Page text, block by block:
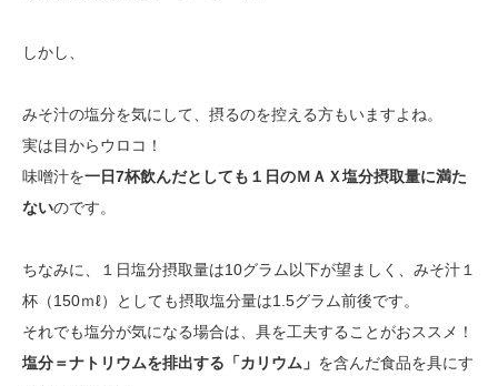
しかし、
みそ汁の塩分を気にして、摂るのを控える方もいますよね。
実は目からウロコ！
味噌汁を一日7杯飲んだとしても１日のＭＡＸ塩分摂取量に満た
ないのです。
ちなみに、１日塩分摂取量は10グラム以下が望ましく、みそ汁１
杯（150ｍℓ）としても摂取塩分量は1.5グラム前後です。
それでも塩分が気になる場合は、具を工夫することがおススメ！
塩分＝ナトリウムを排出する「カリウム」 を含んだ食品を具にす